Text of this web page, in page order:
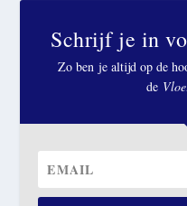
Schrijf je in
Zo ben je altijd op de
de